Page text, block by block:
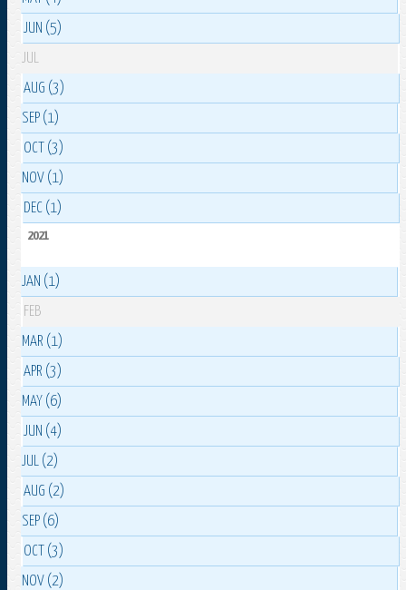
JUN (5)
JUL
AUG (3)
SEP (1)
OCT (3)
NOV (1)
DEC (1)
2021
JAN (1)
FEB
MAR (1)
APR (3)
MAY (6)
JUN (4)
JUL (2)
AUG (2)
SEP (6)
OCT (3)
NOV (2)